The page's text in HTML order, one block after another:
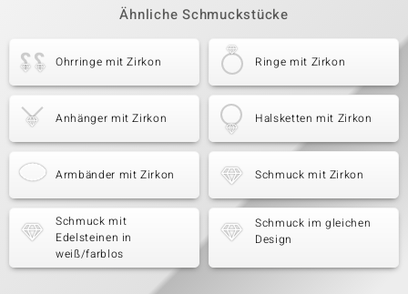
Ähnliche Schmuckstücke
Ohrringe mit Zirkon Ringe mit Zirkon
Anhänger mit Zirkon Halsketten mit Zirkon
Armbänder mit Zirkon Schmuck mit Zirkon
Schmuck mit
Edelsteinen in
weiß/farblos
Schmuck im gleichen
Design